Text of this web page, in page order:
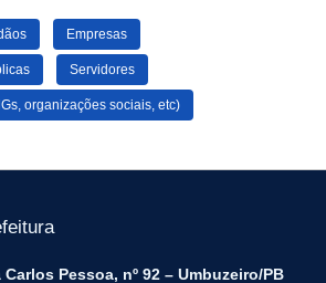
Empresas
Servidores
organizações sociais, etc)
Pessoa, nº 92 – Umbuzeiro/PB